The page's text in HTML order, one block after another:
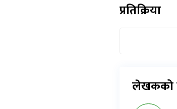
प्रतिक्रिया
लेखकको